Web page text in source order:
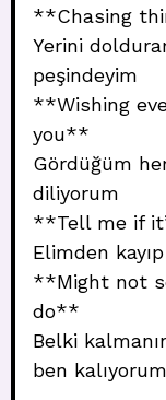
**Chasing
Yerini
peşindeyim
**Wishing
you**
Gördüğüm
diliyorum
**Tell me if
Elimden
**Might not
do**
Belki
ben kalıyorum